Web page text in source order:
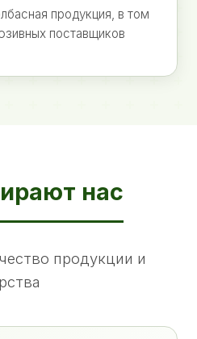
продукция, в том
поставщиков
нас
продукции и